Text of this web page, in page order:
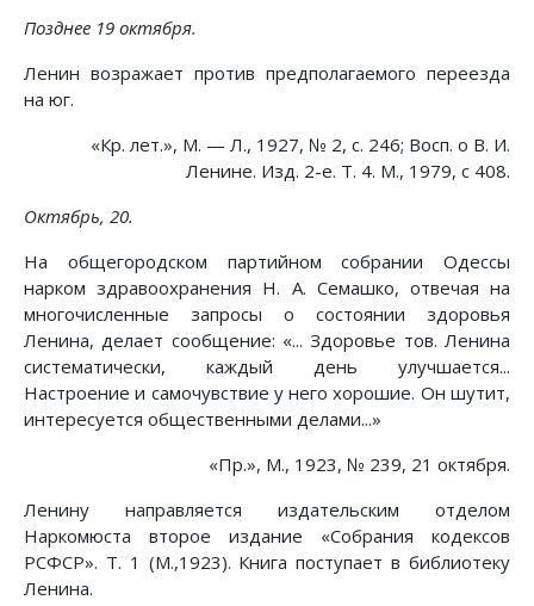
Позднее 19 октября.
Ленин возражает против предполагаемого переезда
на юг.
«Кр. лет.», М. — Л., 1927, № 2, с. 246; Восп. о В. И.
Ленине. Изд. 2-е. Т. 4. М., 1979, с 408.
Октябрь, 20.
На общегородском партийном собрании Одессы
нарком здравоохранения Н. А. Семашко, отвечая на
многочисленные запросы о состоянии здоровья
Ленина, делает сообщение: «... Здоровье тов. Ленина
систематически, каждый день улучшается...
Настроение и самочувствие у него хорошие. Он шутит,
интересуется общественными делами...»
«Пр.», М., 1923, № 239, 21 октября.
Ленину направляется издательским отделом
Наркомюста второе издание «Собрания кодексов
РСФСР». Т. 1 (М.,1923). Книга поступает в библиотеку
Ленина.